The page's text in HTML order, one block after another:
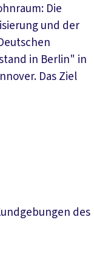
Die
und der
in Berlin" in
Das Ziel
des